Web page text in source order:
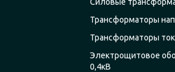
Трансформаторы
Трансформаторы
Электрощитовое
0,4кВ